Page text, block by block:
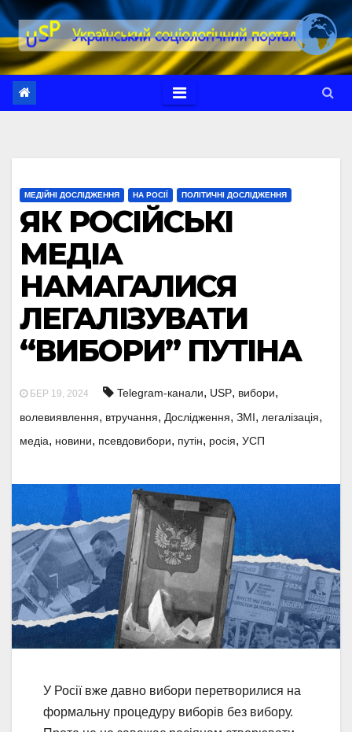
Перейти
до
вмісту
МЕДІЙНІ ДОСЛІДЖЕННЯ НА РОСІЇ ПОЛІТИЧНІ ДОСЛІДЖЕННЯ
ЯК РОСІЙСЬКІ
МЕДІА
НАМАГАЛИСЯ
ЛЕГАЛІЗУВАТИ
“ВИБОРИ” ПУТІНА
БЕР 19, 2024 Telegram-канали, USP, вибори,
волевиявлення, втручання, Дослідження, ЗМІ, легалізація,
медіа, новини, псевдовибори, путін, росія, УСП
У Росії вже давно вибори перетворилися на
формальну процедуру виборів без вибору.